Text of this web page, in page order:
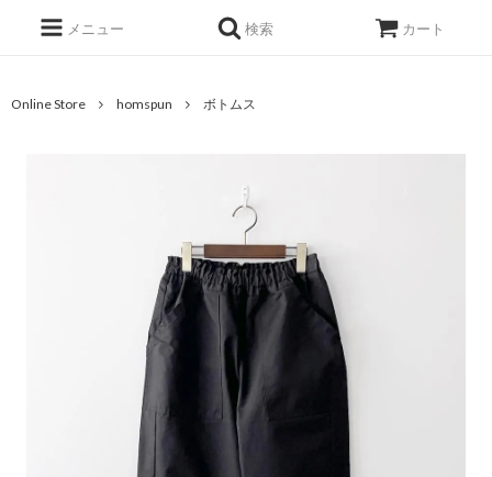
メニュー 検索 カート
Online Store homspun ボトムス